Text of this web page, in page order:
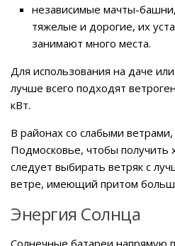
независимые мачты-
тяжелые и дорогие, их
занимают много места.
Для использования на даче
лучше всего подходят
кВт.
В районах со слабыми
Подмосковье, чтобы получить
следует выбирать ветряк с
ветре, имеющий притом
Энергия Солнца
Солнечные батареи напрямую